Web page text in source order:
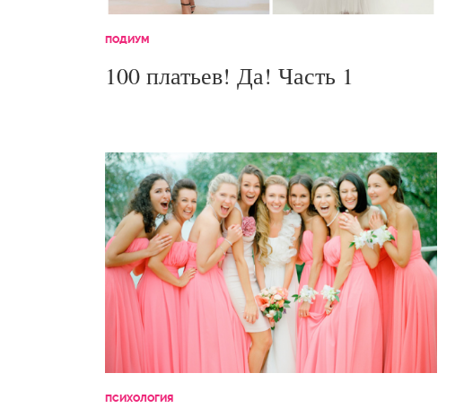
ПОДИУМ
100 платьев! Да! Часть 1
ПСИХОЛОГИЯ